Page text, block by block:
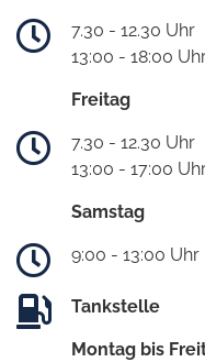
7.30 - 12.30 Uhr
13:00 - 18:00
Freitag
7.30 - 12.30 Uhr
13:00 - 17:00
Samstag
9:00 - 13:00 Uhr
Tankstelle
Montag bis